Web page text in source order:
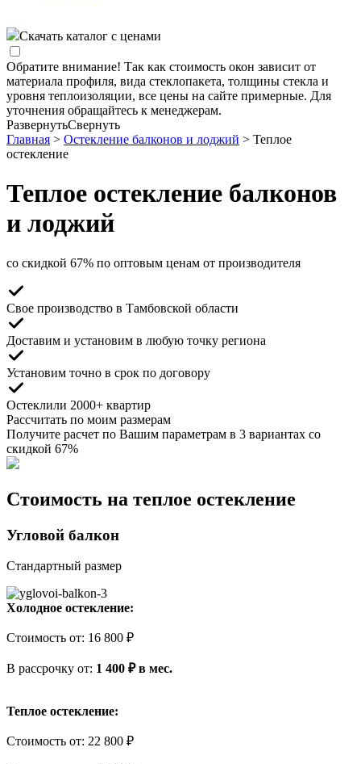
Скачать каталог с ценами
Обратите внимание! Так как стоимость окон зависит от
материала профиля, вида стеклопакета, толщины стекла и
уровня теплоизоляции, все цены на сайте примерные. Для
уточнения обращайтесь к менеджерам.
РазвернутьСвернуть
Главная > Остекление балконов и лоджий > Теплое
остекление
Теплое остекление балконов
и лоджий
со скидкой 67% по оптовым ценам от производителя
Свое производство в Тамбовской области
Доставим и установим в любую точку региона
Установим точно в срок по договору
Остеклили 2000+ квартир
Рассчитать по моим размерам
Получите расчет по Вашим параметрам в 3 вариантах со
скидкой 67%
Стоимость на теплое остекление
Угловой балкон
Стандартный размер
Холодное остекление:
Стоимость от: 16 800 ₽
В рассрочку от: 1 400 ₽ в мес.
Теплое остекление:
Стоимость от: 22 800 ₽